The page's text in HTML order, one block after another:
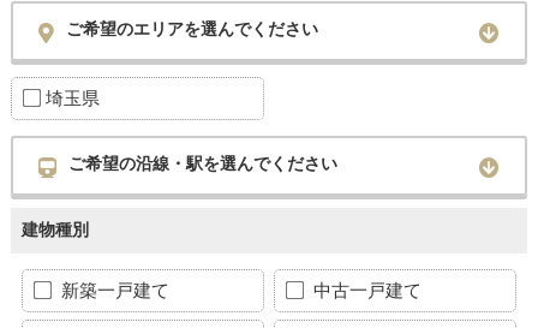
ご希望のエリアを選んでください
埼玉県
ご希望の沿線・駅を選んでください
建物種別
新築一戸建て 中古一戸建て